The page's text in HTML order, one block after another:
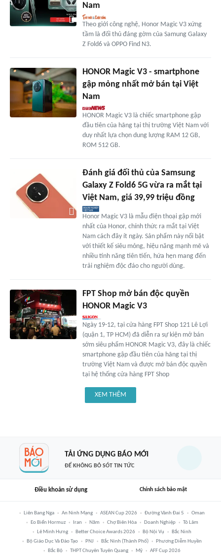
Nam
Theo giới công nghệ, Honor Magic V3 xứng
tầm là đối thủ đáng gờm của Samung Galaxy
Z Fold6 và OPPO Find N3.
HONOR Magic V3 - smartphone
gập mỏng nhất mở bán tại Việt
Nam
HONOR Magic V3 là chiếc smartphone gập
đầu tiên của hãng tại thị trường Việt Nam với
duy nhất lựa chọn dung lượng RAM 12 GB,
ROM 512 GB.
Đánh giá đối thủ của Samsung
Galaxy Z Fold6 5G vừa ra mắt tại
Việt Nam, giá 39,99 triệu đồng
Honor Magic V3 là mẫu điện thoại gập mới
nhất của Honor, chính thức ra mắt tại Việt
Nam cách đây ít ngày. Sản phẩm này nổi bật
với thiết kế siêu mỏng, hiệu năng mạnh mẽ và
nhiều tính năng tiên tiến, hứa hẹn mang đến
trải nghiệm độc đáo cho người dùng.
FPT Shop mở bán độc quyền
HONOR Magic V3
Ngày 19-12, tại cửa hàng FPT Shop 121 Lê Lợi
(quận 1, TP HCM) đã diễn ra sự kiện mở bán
sớm siêu phẩm HONOR Magic V3, đây là chiếc
smartphone gập đầu tiên của hãng tại thị
trường Việt Nam và được mở bán độc quyền
tại hệ thống cửa hàng FPT Shop
XEM THÊM
TẢI ỨNG DỤNG BÁO MỚI
ĐỂ KHÔNG BỎ SÓT TIN TỨC
Điều khoản sử dụng Chính sách bảo mật
Liên Bang Nga An Ninh Mạng ASEAN Cup 2026 Đường Vành Đai 5
Oman
Eo Biển Hormuz
Iran Năm Chợ Biên Hòa Doanh Nghiệp
Tô Lâm
Lê Minh Hưng
Better Choice Awards 2026 Bộ Nội Vụ
Bắc Ninh
Bộ Giáo Dục Và Đào Tạo
PNJ Bắc Ninh (thành Phố)
Phương Diễm Huyền
Bắc Bộ
THPT Chuyên Tuyên Quang Mỹ AFF Cup 2026